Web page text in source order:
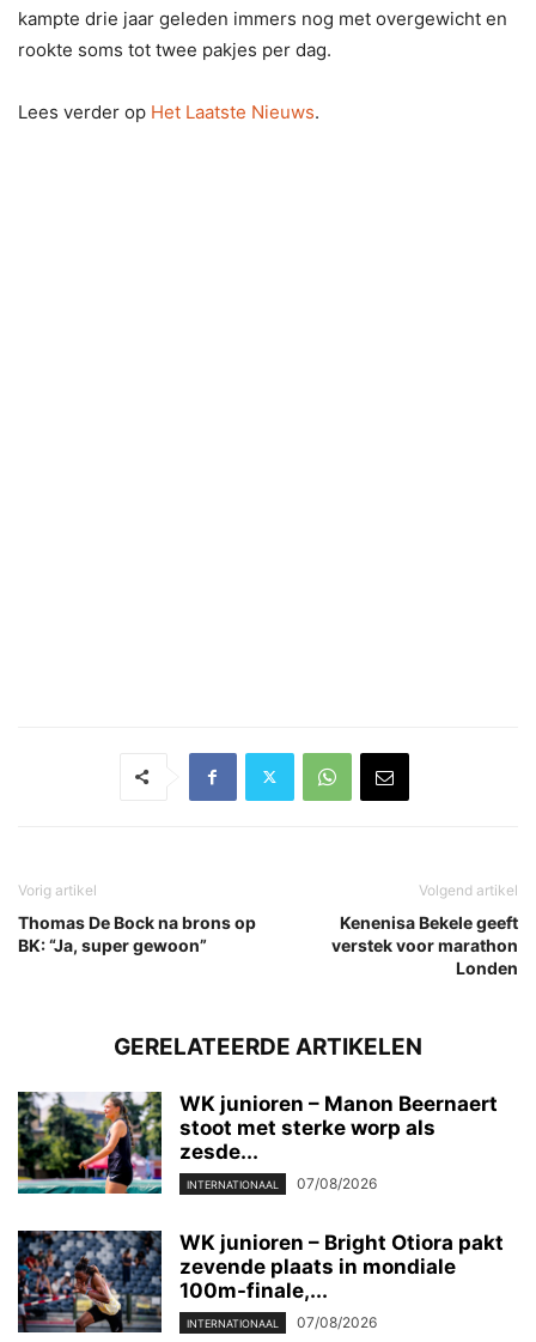
kampte drie jaar geleden immers nog met overgewicht en
rookte soms tot twee pakjes per dag.
Lees verder op Het Laatste Nieuws.
Vorig artikel
Thomas De Bock na brons op
BK: “Ja, super gewoon”
Volgend artikel
Kenenisa Bekele geeft
verstek voor marathon
Londen
GERELATEERDE ARTIKELEN
WK junioren – Manon Beernaert
stoot met sterke worp als
zesde...
INTERNATIONAAL 07/08/2026
WK junioren – Bright Otiora pakt
zevende plaats in mondiale
100m-finale,...
INTERNATIONAAL 07/08/2026